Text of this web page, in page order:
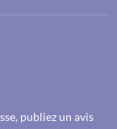
publiez un avis